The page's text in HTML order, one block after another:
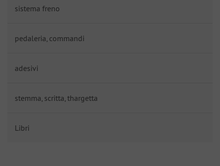
sistema freno
pedaleria, commandi
adesivi
stemma, scritta, thargetta
Libri